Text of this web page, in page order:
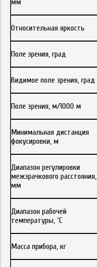
мм
Относительная яркость
Поле зрения, град
Видимое поле зрения, град
Поле зрения, м/1000 м
Минимальная дистанция
фокусировки, м
Диапазон регулировки
межзрачкового расстояния,
мм
Диапазон рабочей
температуры, ˚С
Масса прибора, кг